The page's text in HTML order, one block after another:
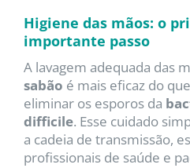
Higiene das mãos: o
importante passo
A lavagem adequada das
sabão é mais eficaz do
eliminar os esporos da
difficile. Esse cuidado
a cadeia de transmissão,
profissionais de saúde e